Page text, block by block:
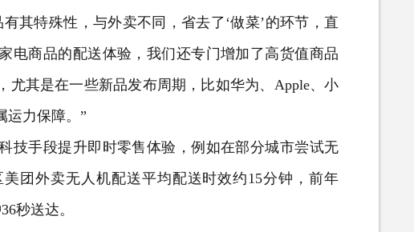
其特殊性，与外卖不同，省去了‘做菜’的环节，直
电商品的配送体验，我们还专门增加了高货值商品
尤其是在一些新品发布周期，比如华为、Apple、小
运力保障。”
手段提升即时零售体验，例如在部分城市尝试无
团外卖无人机配送平均配送时效约15分钟，前年
秒送达。